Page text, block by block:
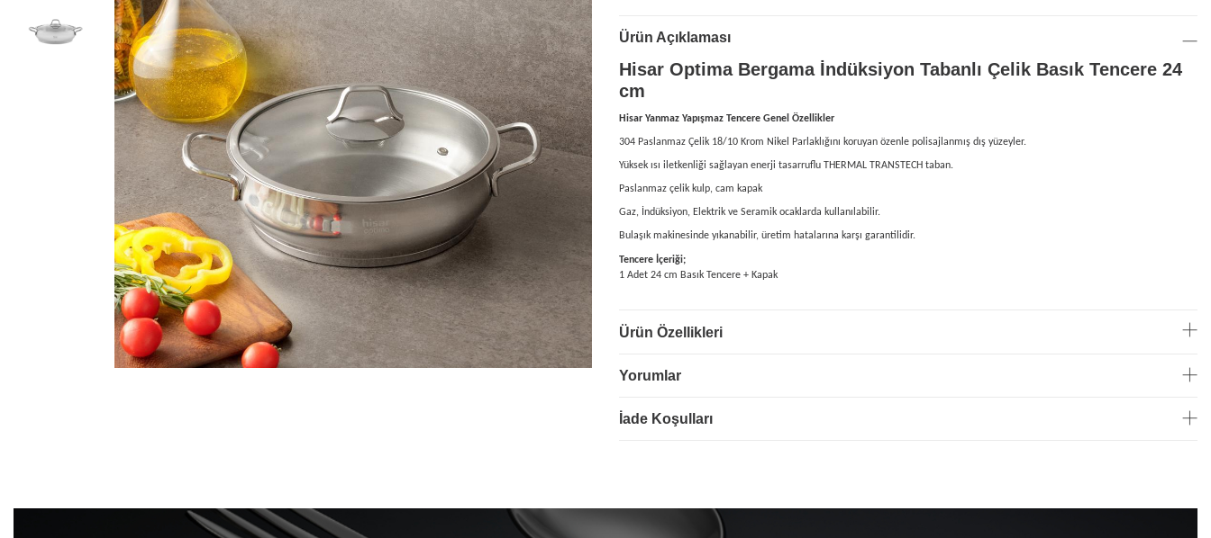
Ürün Açıklaması
Hisar Optima Bergama İndüksiyon Tabanlı Çelik Basık Tencere 24
cm
Hisar Yanmaz Yapışmaz Tencere Genel Özellikler
304 Paslanmaz Çelik 18/10 Krom Nikel Parlaklığını koruyan özenle polisajlanmış dış yüzeyler.
Yüksek ısı iletkenliği sağlayan enerji tasarruflu THERMAL TRANSTECH taban.
Paslanmaz çelik kulp, cam kapak
Gaz, İndüksiyon, Elektrik ve Seramik ocaklarda kullanılabilir.
Bulaşık makinesinde yıkanabilir, üretim hatalarına karşı garantilidir.
Tencere İçeriği;
1 Adet 24 cm Basık Tencere + Kapak
Ürün Özellikleri
Yorumlar
İade Koşulları